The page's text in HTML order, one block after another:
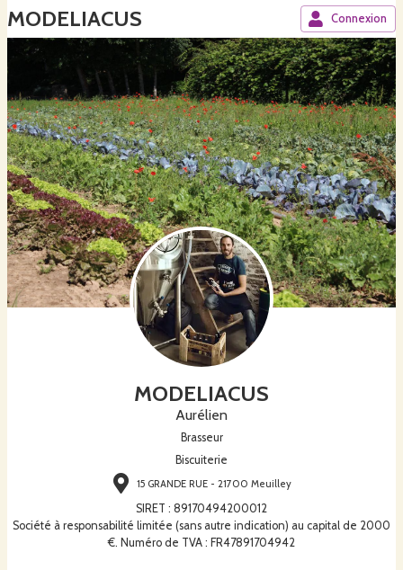
MODELIACUS Connexion
MODELIACUS
Aurélien
Brasseur
Biscuiterie
15 GRANDE RUE - 21700 Meuilley
SIRET : 89170494200012
Société à responsabilité limitée (sans autre indication) au capital de 2000
€. Numéro de TVA : FR47891704942